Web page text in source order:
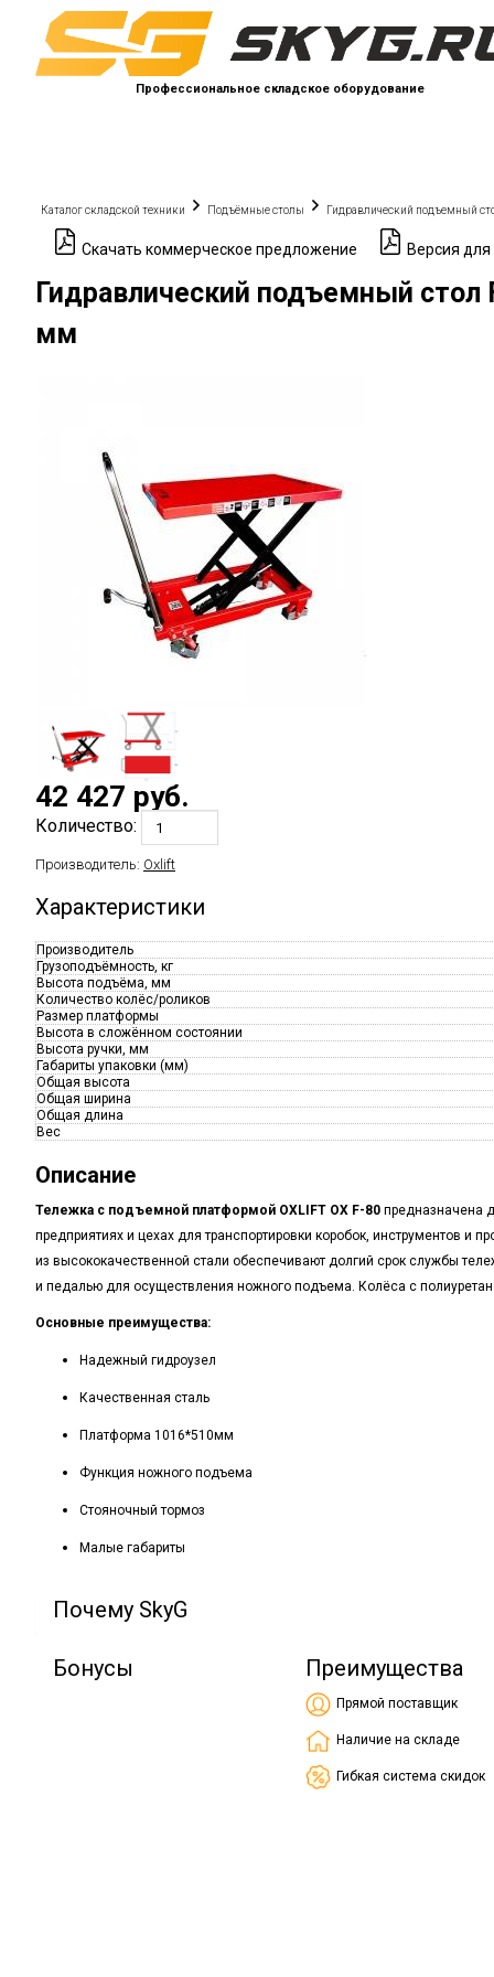
Профессиональное складское оборудование
Каталог складской техники Подъёмные столы Гидравлический подъемный
Скачать коммерческое предложение Версия
Гидравлический подъемный стол
мм
42 427 руб.
Количество:
Производитель: Oxlift
Характеристики
Производитель
Грузоподъёмность, кг
Высота подъёма, мм
Количество колёс/роликов
Размер платформы
Высота в сложённом состоянии
Высота ручки, мм
Габариты упаковки (мм)
Общая высота
Общая ширина
Общая длина
Вес
Описание
Тележка с подъемной платформой OXLIFT OX F-80 предназначена
предприятиях и цехах для транспортировки коробок, инструментов и
из высококачественной стали обеспечивают долгий срок службы
и педалью для осуществления ножного подъема. Колёса с
Основные преимущества:
Надежный гидроузел
Качественная сталь
Платформа 1016*510мм
Функция ножного подъема
Стояночный тормоз
Малые габариты
Почему SkyG
Бонусы Преимущества
Прямой поставщик
Наличие на складе
Гибкая система скидок